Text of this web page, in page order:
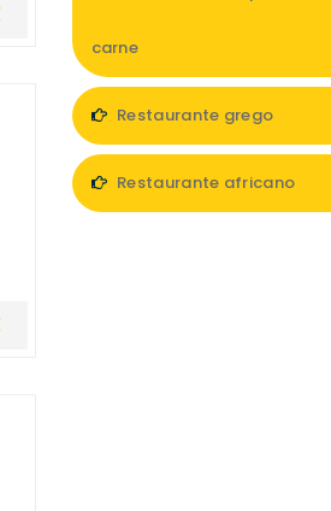
carne
Restaurante grego
Restaurante africano